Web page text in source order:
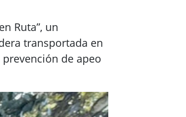
Ruta”, un
transportada en
de apeo